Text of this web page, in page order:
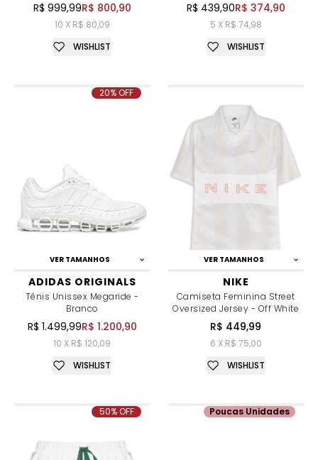
R$ 999,99R$ 800,90
10 X R$ 80,09
WISHLIST
R$ 439,90R$ 374,90
5 X R$ 74,98
WISHLIST
VER TAMANHOS
ADIDAS ORIGINALS
Tênis Unissex Megaride -
Branco
R$ 1.499,99R$ 1.200,90
10 X R$ 120,09
20% OFF
WISHLIST
VER TAMANHOS
NIKE
Camiseta Feminina Street
Oversized Jersey - Off White
R$ 449,99
6 X R$ 75,00
WISHLIST
50% OFF Poucas Unidades